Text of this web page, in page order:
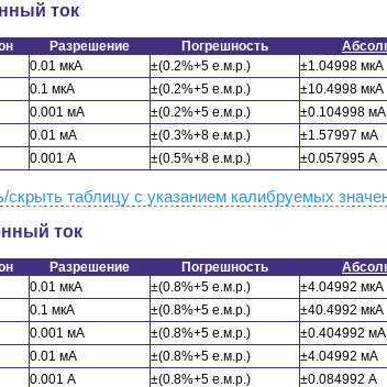
ток
Разрешение Погрешность
0.01 мкА ±(0.2%+5 е.м.р.) ±1.04998 мкА
0.1 мкА ±(0.2%+5 е.м.р.) ±10.4998 мкА
0.001 мА ±(0.2%+5 е.м.р.) ±0.104998 мА
0.01 мА ±(0.3%+8 е.м.р.) ±1.57997 мА
0.001 А ±(0.5%+8 е.м.р.) ±0.057995 А
скрыть таблицу с указанием калибруемых
ток
Разрешение Погрешность
0.01 мкА ±(0.8%+5 е.м.р.) ±4.04992 мкА
0.1 мкА ±(0.8%+5 е.м.р.) ±40.4992 мкА
0.001 мА ±(0.8%+5 е.м.р.) ±0.404992 мА
0.01 мА ±(0.8%+5 е.м.р.) ±4.04992 мА
0.001 А ±(0.8%+5 е.м.р.) ±0.084992 А